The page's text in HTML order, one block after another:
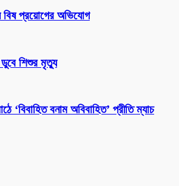
বিষ প্রয়োগের অভিযোগ
ডুবে শিশুর মৃত্যু
‘বিবাহিত বনাম অবিবাহিত’ প্রীতি ম্যাচ